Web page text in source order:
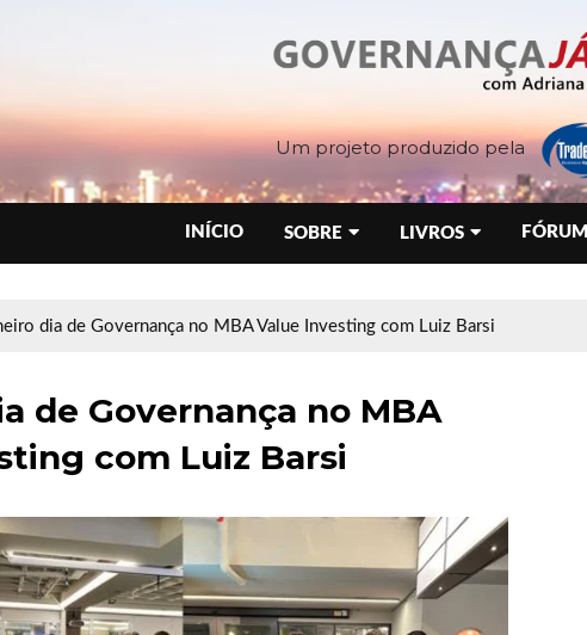
Um projeto produzido pela
INÍCIO SOBRE LIVROS FÓRUM
dia de Governança no MBA Value Investing com Luiz Barsi
de Governança no MBA
com Luiz Barsi